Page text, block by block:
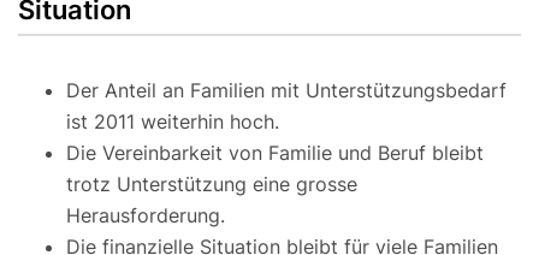
Situation
Der Anteil an Familien mit Unterstützungsbedarf
ist 2011 weiterhin hoch.
Die Vereinbarkeit von Familie und Beruf bleibt
trotz Unterstützung eine grosse
Herausforderung.
Die finanzielle Situation bleibt für viele Familien